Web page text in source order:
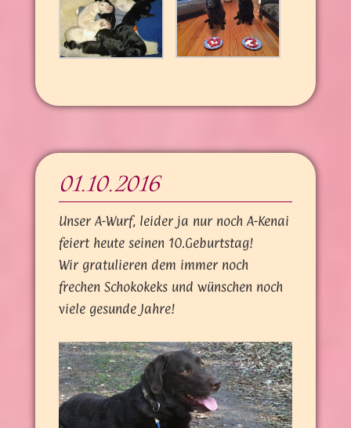
01.10.2016
Unser A-Wurf, leider ja nur noch A-Kenai
feiert heute seinen 10.Geburtstag!
Wir gratulieren dem immer noch
frechen Schokokeks und wünschen noch
viele gesunde Jahre!